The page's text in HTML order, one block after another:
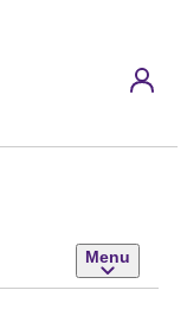
Menu